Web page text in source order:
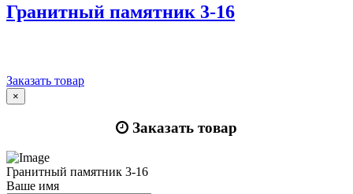
Гранитный памятник 3-16
Заказать товар
×
Заказать товар
Гранитный памятник 3-16
Ваше имя